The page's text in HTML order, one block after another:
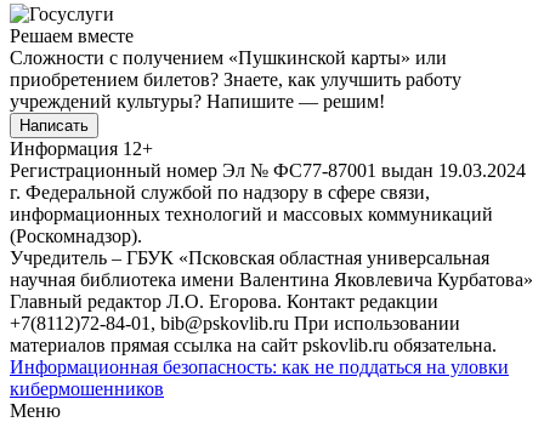
Решаем вместе
Сложности с получением «Пушкинской карты» или
приобретением билетов? Знаете, как улучшить работу
учреждений культуры? Напишите — решим!
Написать
Информация 12+
Регистрационный номер Эл № ФС77-87001 выдан 19.03.2024
г. Федеральной службой по надзору в сфере связи,
информационных технологий и массовых коммуникаций
(Роскомнадзор).
Учредитель – ГБУК «Псковская областная универсальная
научная библиотека имени Валентина Яковлевича Курбатова»
Главный редактор Л.О. Егорова. Контакт редакции
+7(8112)72-84-01, bib@pskovlib.ru При использовании
материалов прямая ссылка на сайт pskovlib.ru обязательна.
Информационная безопасность: как не поддаться на уловки
кибермошенников
Меню